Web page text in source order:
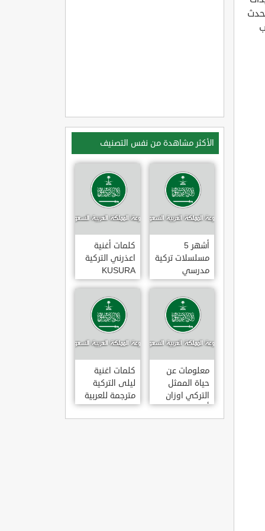
الأكثر مشاهدة من نفس التصنيف
أشهر 5
مسلسلات تركية
مدرسي
رومانسي و
كوميدي و
درامي مدبلج.
في تركيا
كلمات أغنية
اعذرني التركية
KUSURA
BAKMA
مترجمة للعربية
غناء المطربة
سيزن أكسو
SEZEN AKSU
معلومات عن
حياة الممثل
التركي اوزان
أكبابا OZAN
AKBABA
كلمات اغنية
ليلى التركية
مترجمة للعربية
غناء المطرب
مراد دالكليليتش